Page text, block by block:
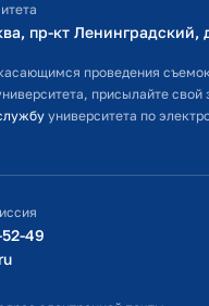
офис
адрес электронной почты
просвещения РФ
науки и высшего
пр-кт Ленинградский,
проведения
присылайте свой
университета по
49